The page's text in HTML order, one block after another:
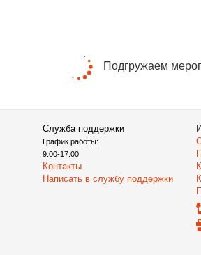
Подгружаем
Служба поддержки
График работы:
9:00-17:00
Контакты
Написать в службу поддержки